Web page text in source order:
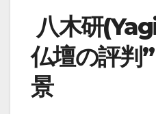
八木研
仏壇の評判
景